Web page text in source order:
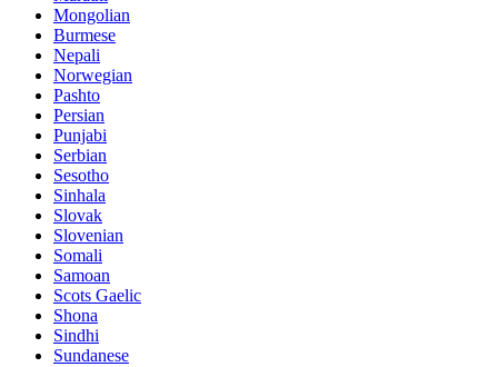
Mongolian
Burmese
Nepali
Norwegian
Pashto
Persian
Punjabi
Serbian
Sesotho
Sinhala
Slovak
Slovenian
Somali
Samoan
Scots Gaelic
Shona
Sindhi
Sundanese